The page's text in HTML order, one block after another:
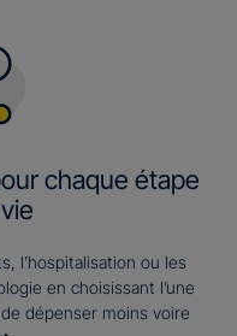
chaque étape
l’hospitalisation ou les
en choisissant l’une
dépenser moins voire